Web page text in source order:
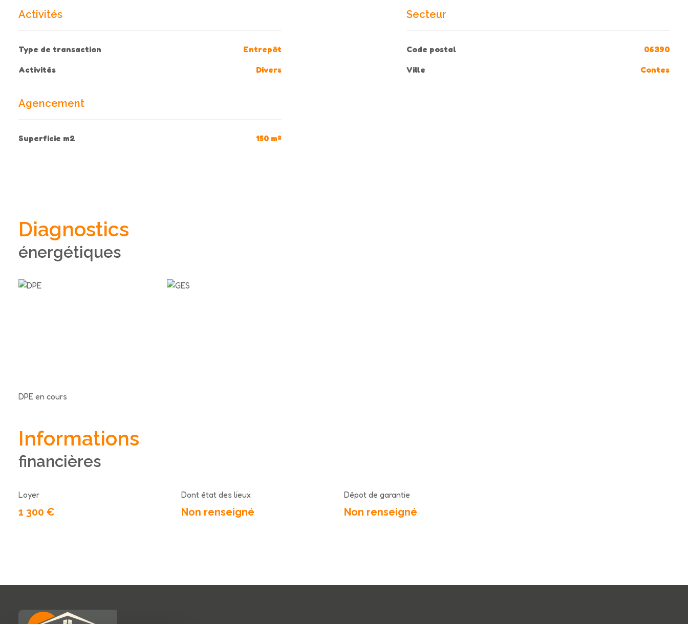
Activités
Type de transaction
Entrepôt
Activités
Divers
Agencement
Superficie m2 150 m²
Secteur
Code postal
06390
Ville
Contes
Diagnostics
énergétiques
DPE en cours
Informations
financières
Loyer
1 300 €
Dont état des lieux
Non renseigné
Dépot de garantie
Non renseigné